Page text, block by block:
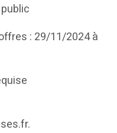
: 29/11/2024 à